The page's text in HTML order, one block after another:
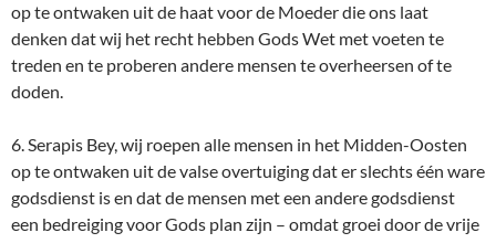
op te ontwaken uit de haat voor de Moeder die ons laat
denken dat wij het recht hebben Gods Wet met voeten te
treden en te proberen andere mensen te overheersen of te
doden.
6. Serapis Bey, wij roepen alle mensen in het Midden-Oosten
op te ontwaken uit de valse overtuiging dat er slechts één ware
godsdienst is en dat de mensen met een andere godsdienst
een bedreiging voor Gods plan zijn – omdat groei door de vrije